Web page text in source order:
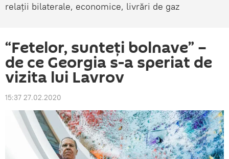
relații bilaterale, economice, livrări de gaz
“Fetelor, sunteți bolnave” –
de ce Georgia s-a speriat de
vizita lui Lavrov
15:37 27.02.2020